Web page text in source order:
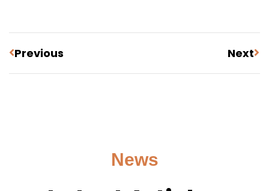
Previous Next
News